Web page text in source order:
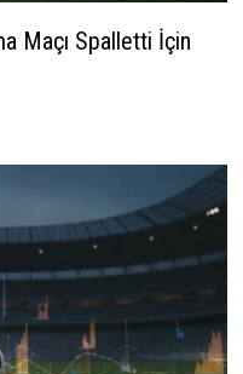
Maçı Spalletti İçin